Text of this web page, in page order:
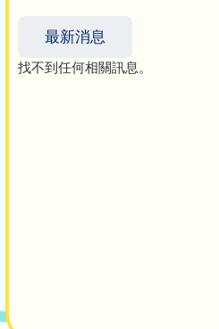
最新消息
找不到任何相關訊息。